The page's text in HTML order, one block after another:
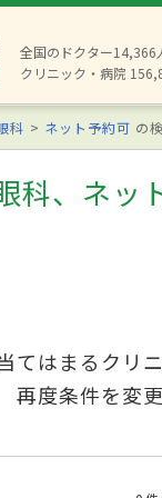
全国のドクター14,366
クリニック・病院
科 ネット予約可 の
科、ネッ
てはまるクリ
再度条件を変